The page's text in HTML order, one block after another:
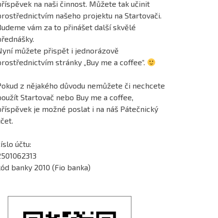
na naši činnost. Můžete tak učinit
našeho projektu na Startovači.
vám za to přinášet další skvělé
můžete přispět i jednorázově
stránky „Buy me a coffee“.
z nějakého důvodu nemůžete či nechcete
Startovač nebo Buy me a coffee,
je možné poslat i na náš Pátečnický
účtu:
banky 2010 (Fio banka)